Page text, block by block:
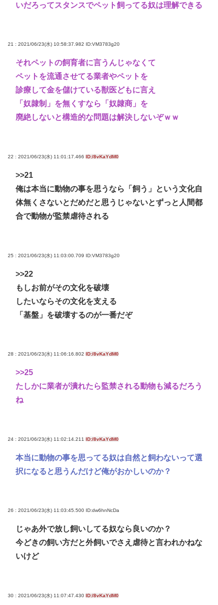
いだろってスタンスでペット飼ってる奴は理解できる
21 : 2021/06/23(水) 10:58:37.982 ID:VM3783g20
それペットの飼育者に言うんじゃなくて
ペットを流通させてる業者やペットを
診療して金を儲けている獣医どもに言え
「奴隷制」を無くすなら「奴隷商」を
廃絶しないと構造的な問題は解決しないぞｗｗ
22 : 2021/06/23(水) 11:01:17.466 ID:/8vKaYdM0
>>21
俺は本当に動物の事を思うなら「飼う」という文化自
体無くさないとだめだと思うじゃないとずっと人間都
合で動物が監禁虐待される
25 : 2021/06/23(水) 11:03:00.709 ID:VM3783g20
>>22
もしお前がその文化を破壊
したいならその文化を支える
「基盤」を破壊するのが一番だぞ
28 : 2021/06/23(水) 11:06:16.802 ID:/8vKaYdM0
>>25
たしかに業者が潰れたら監禁される動物も減るだろう
ね
24 : 2021/06/23(水) 11:02:14.211 ID:/8vKaYdM0
本当に動物の事を思ってる奴は自然と飼わないって選
択になると思うんだけど俺がおかしいのか？
26 : 2021/06/23(水) 11:03:45.500 ID:dw6hnNcDa
じゃあ外で放し飼いしてる奴なら良いのか？
今どきの飼い方だと外飼いでさえ虐待と言われかねな
いけど
30 : 2021/06/23(水) 11:07:47.430 ID:/8vKaYdM0